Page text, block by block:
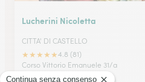
Lucherini Nicoletta
CITTA' DI CASTELLO
★★★★★4.8 (81)
Corso Vittorio Emanuele 31/a